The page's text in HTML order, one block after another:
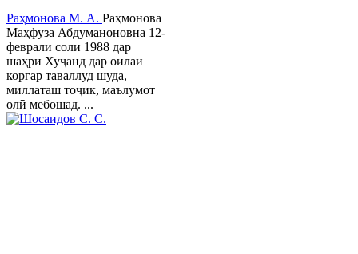
Раҳмонова М. А. Раҳмонова
Маҳфуза Абдуманоновна 12-
феврали соли 1988 дар
шаҳри Хуҷанд дар оилаи
коргар таваллуд шуда,
миллаташ тоҷик, маълумот
олӣ мебошад. ...